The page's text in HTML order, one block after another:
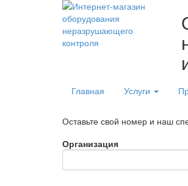
Главная Услуги
Оставьте свой номер и наш
Организация